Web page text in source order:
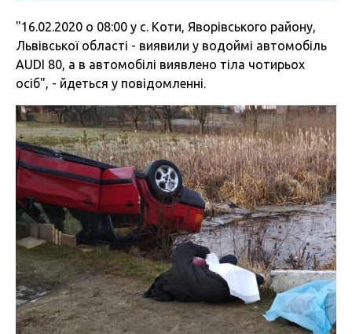
"16.02.2020 о 08:00 у с. Коти, Яворівського району,
Львівської області - виявили у водоймі автомобіль
AUDI 80, а в автомобілі виявлено тіла чотирьох
осіб", - йдеться у повідомленні.